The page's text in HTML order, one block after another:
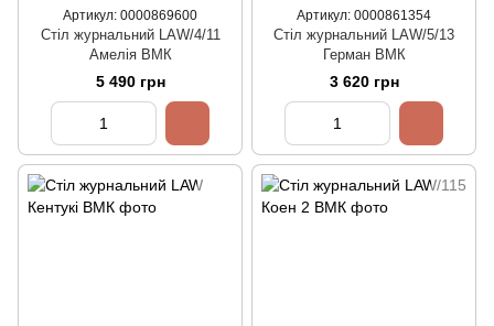
Артикул: 0000869600
Стіл журнальний LAW/4/11
Амелія ВМК
5 490 грн
Артикул: 0000861354
Стіл журнальний LAW/5/13
Герман ВМК
3 620 грн